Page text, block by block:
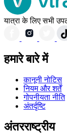
यात्रा के लिए सभी
हमारे बारे में
कानूनी नोटिस
नियम और शर्तें
गोपनीयता नीति
अंतर्दृष्टि
अंतरराष्ट्रीय